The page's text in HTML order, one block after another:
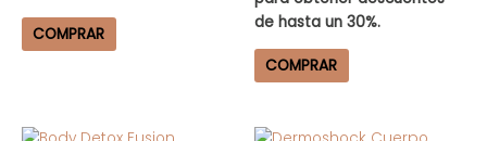
COMPRAR
de hasta un 30%.
COMPRAR